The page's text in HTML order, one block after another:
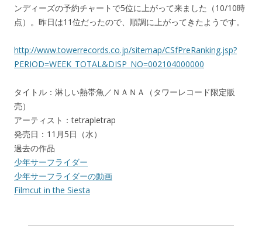
ンディーズの予約チャートで5位に上がって来ました（10/10時
点）。昨日は11位だったので、順調に上がってきたようです。
http://www.towerrecords.co.jp/sitemap/CSfPreRanking.jsp?
PERIOD=WEEK_TOTAL&DISP_NO=002104000000
タイトル：淋しい熱帯魚／ＮＡＮＡ（タワーレコード限定販
売）
アーティスト：tetrapletrap
発売日：11月5日（水）
過去の作品
少年サーフライダー
少年サーフライダーの動画
Filmcut in the Siesta